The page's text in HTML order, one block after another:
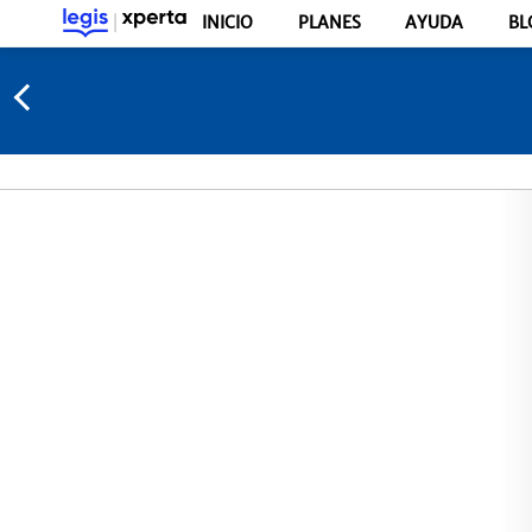
INICIO PLANES AYUDA